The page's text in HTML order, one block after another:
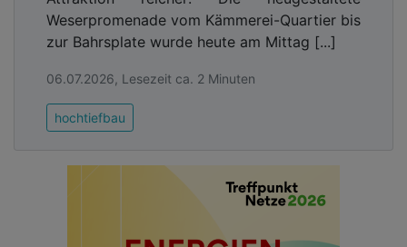
Weserpromenade vom Kämmerei-Quartier bis
zur Bahrsplate wurde heute am Mittag [...]
06.07.2026, Lesezeit ca. 2 Minuten
hochtiefbau